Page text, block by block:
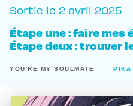
Sortie le 2 avril 2025
Étape une : faire mes
Étape deux : trouver
YOU'RE MY SOULMATE PIKA